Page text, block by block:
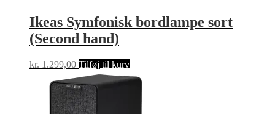
Ikeas Symfonisk bordlampe sort
(Second hand)
kr. 1.299,00 Tilføj til kurv